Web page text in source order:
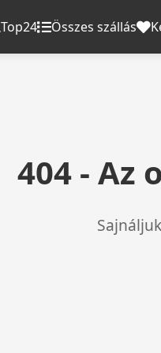
Top24 Összes szállás
404 - Az